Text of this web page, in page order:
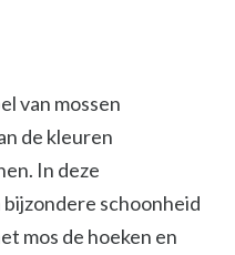
van mossen
de kleuren
In deze
schoonheid
mos de hoeken en